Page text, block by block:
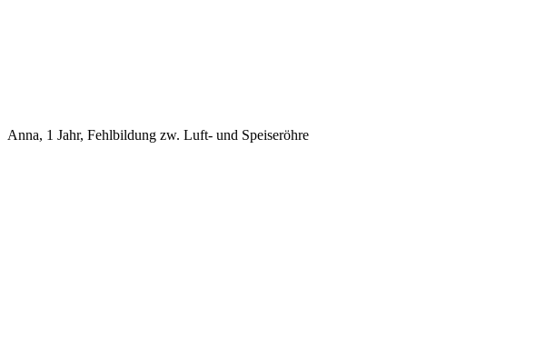
Anna, 1 Jahr, Fehlbildung zw. Luft- und Speiseröhre